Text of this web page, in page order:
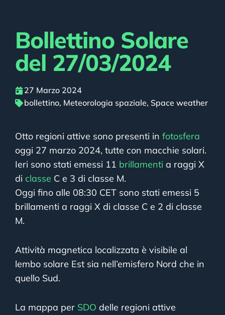
Bollettino Solare
del 27/03/2024
27 Marzo 2024
bollettino, Meteorologia spaziale, Space weather
Otto regioni attive sono presenti in fotosfera
oggi 27 marzo 2024, tutte con macchie solari.
Ieri sono stati emessi 11 brillamenti a raggi X
di classe C e 3 di classe M.
Oggi fino alle 08:30 CET sono stati emessi 5
brillamenti a raggi X di classe C e 2 di classe
M.
Attività magnetica localizzata è visibile al
lembo solare Est sia nell’emisfero Nord che in
quello Sud.
La mappa per SDO delle regioni attive